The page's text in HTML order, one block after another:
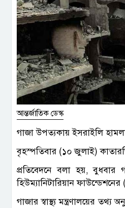
আন্তর্জাতিক ডেস্ক
গাজা উপত্যকায় ইসরাইলি
বৃহস্পতিবার (১০ জুলাই)
প্রতিবেদনে বলা হয়, বুধবার
হিউম্যানিটারিয়ান
গাজার স্বাস্থ্য মন্ত্রণালয়ের